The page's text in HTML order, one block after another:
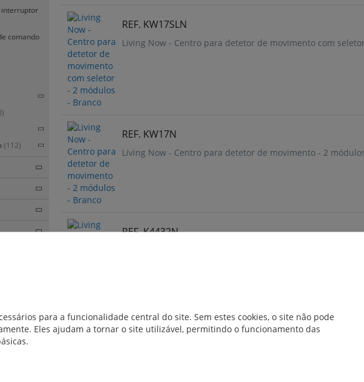
REF. KW17SLN
Living Now - Centro para detetor de movimento com
REF. KW17N
Living Now - Centro para detetor de movimento - 2
REF. K4432N
Living Now - Detetor de movimento sem neutro (2
Living Now - Centro para detetor de movimento - 2
interruptor
comando
(112)
para a funcionalidade central do site. Sem estes cookies, o site não pode
Eles ajudam a tornar o site utilizável, permitindo o funcionamento das